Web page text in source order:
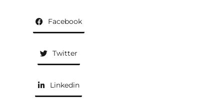
Facebook
Twitter
Linkedin